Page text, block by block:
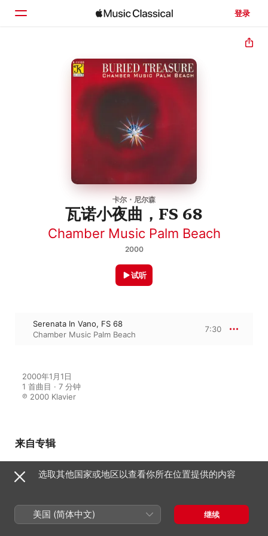
登录
卡尔・尼尔森
瓦诺小夜曲，FS 68
Chamber Music Palm Beach
2000
试听
Serenata In Vano, FS 68
Chamber Music Palm Beach
7:30
2000年1月1日
1 首曲目 · 7 分钟
℗ 2000 Klavier
来自专辑
Chamber Music Palm Beach
选取其他国家或地区以查看你所在位置提供的内容
美国 (简体中文) 继续